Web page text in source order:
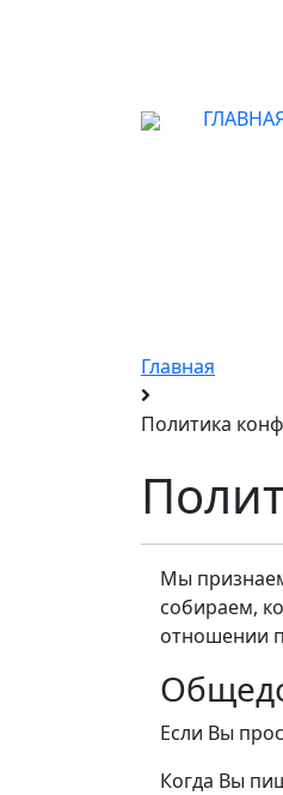
Главная
Политика
Мы
собираем,
отношении
Если Вы
Когда Вы